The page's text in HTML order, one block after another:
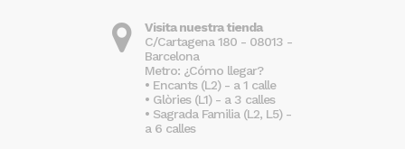
Visita nuestra tienda
C/Cartagena 180 - 08013 -
Barcelona
Metro: ¿Cómo llegar?
• Encants (L2) - a 1 calle
• Glòries (L1) - a 3 calles
• Sagrada Familia (L2, L5) -
a 6 calles